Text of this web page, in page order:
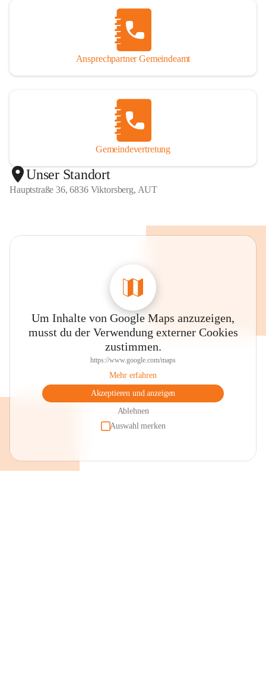
Ansprechpartner Gemeindeamt
Gemeindevertretung
Unser Standort
Hauptstraße 36, 6836 Viktorsberg, AUT
Um Inhalte von Google Maps anzuzeigen,
musst du der Verwendung externer Cookies
zustimmen.
https://www.google.com/maps
Mehr erfahren
Akzeptieren und anzeigen
Ablehnen
Auswahl merken